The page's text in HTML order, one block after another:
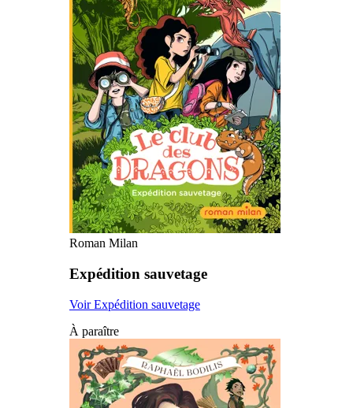
Roman Milan
Expédition sauvetage
Voir Expédition sauvetage
À paraître